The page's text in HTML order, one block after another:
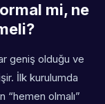
mi, ne
geniş olduğu ve
İlk kurulumda
olmalı”